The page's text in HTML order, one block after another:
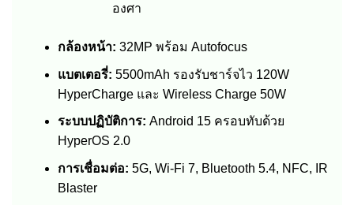
องศา
กล้องหน้า: 32MP พร้อม Autofocus
แบตเตอรี่: 5500mAh รองรับชาร์จไว 120W
HyperCharge และ Wireless Charge 50W
ระบบปฏิบัติการ: Android 15 ครอบทับด้วย
HyperOS 2.0
การเชื่อมต่อ: 5G, Wi-Fi 7, Bluetooth 5.4, NFC, IR
Blaster